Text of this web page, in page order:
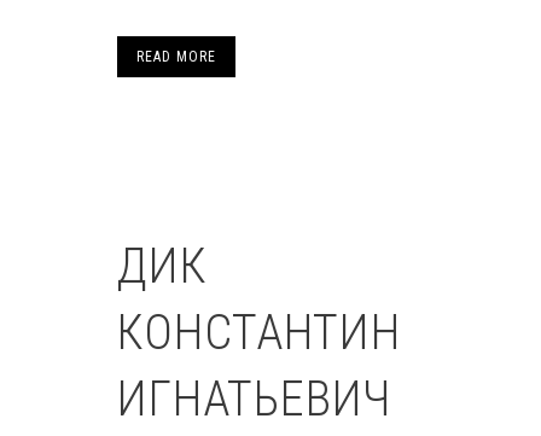
READ MORE
ДИК
КОНСТАНТИН
ИГНАТЬЕВИЧ